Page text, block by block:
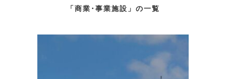
「商業･事業施設」の一覧